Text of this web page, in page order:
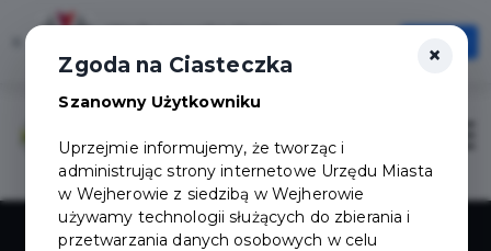
Jedna Karta, Wiele możliwości!
Otwórz
×
Zgoda na Ciasteczka
Szanowny Użytkowniku
Uprzejmie informujemy, że tworząc i
administrując strony internetowe Urzędu Miasta
w Wejherowie z siedzibą w Wejherowie
używamy technologii służących do zbierania i
przetwarzania danych osobowych w celu